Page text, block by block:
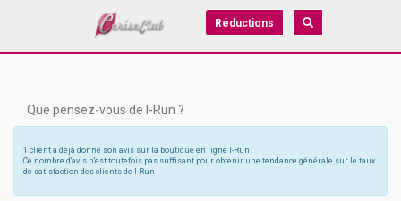
Réductions
Que pensez-vous de I-Run ?
1 client a déjà donné son avis sur la boutique en ligne I-Run
Ce nombre d'avis n'est toutefois pas suffisant pour obtenir une tendance générale sur le taux
de satisfaction des clients de I-Run